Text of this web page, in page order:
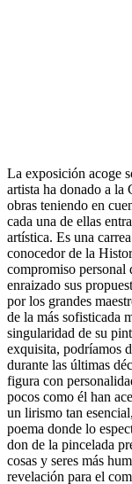
La exposición acoge
artista ha donado a la
obras teniendo en
cada una de ellas
artística. Es una
conocedor de la
compromiso personal
enraizado sus
por los grandes
de la más sofisticada
singularidad de su
exquisita, podríamos
durante las últimas
figura con
pocos como él han
un lirismo tan
poema donde lo
don de la pincelada
cosas y seres más
revelación para el